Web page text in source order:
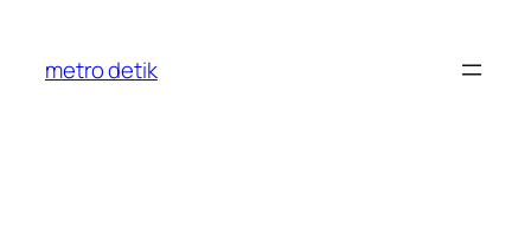
content
metro detik